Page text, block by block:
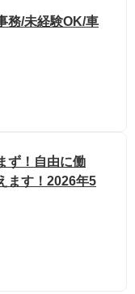
務/未経験OK/車
ず！自由に働
ます！2026年5